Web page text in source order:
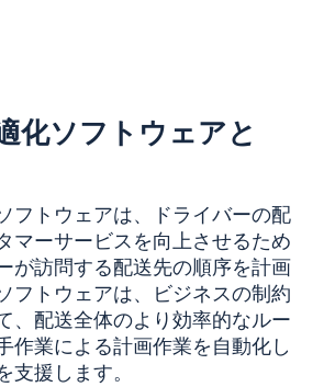
化ソフトウェアと
フトウェアは、ドライバーの配
マーサービスを向上させるため
が訪問する配送先の順序を計画
フトウェアは、ビジネスの制約
、配送全体のより効率的なルー
作業による計画作業を自動化し
支援します。